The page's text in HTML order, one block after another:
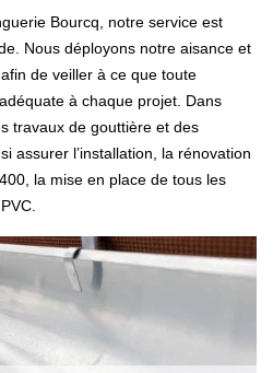
Bourcq, notre service est
Nous déployons notre aisance et
de veiller à ce que toute
à chaque projet. Dans
travaux de gouttière et des
assurer l’installation, la rénovation
la mise en place de tous les